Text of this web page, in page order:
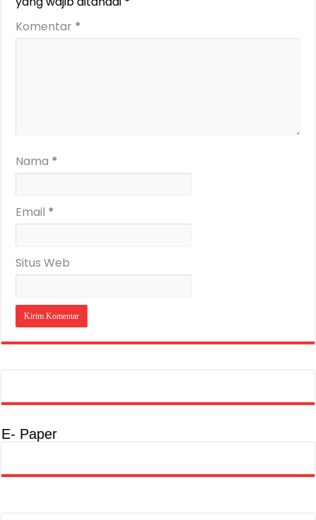
Komentar *
Nama *
Email *
Situs Web
E- Paper